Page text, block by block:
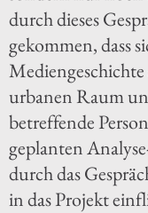
durch dieses
gekommen, dass
urbanen Raum
betreffende
geplanten
durch das
in das Projekt